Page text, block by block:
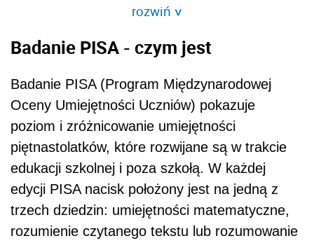
rozwiń>
Badanie PISA - czym jest
Badanie PISA (Program Międzynarodowej
Oceny Umiejętności Uczniów) pokazuje
poziom i zróżnicowanie umiejętności
piętnastolatków, które rozwijane są w trakcie
edukacji szkolnej i poza szkołą. W każdej
edycji PISA nacisk położony jest na jedną z
trzech dziedzin: umiejętności matematyczne,
rozumienie czytanego tekstu lub rozumowanie